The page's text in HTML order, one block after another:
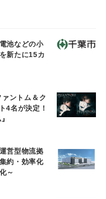
池などの小
新たに15カ
ントム＆ク
4名が決定！
営型物流拠
約・効率化
～